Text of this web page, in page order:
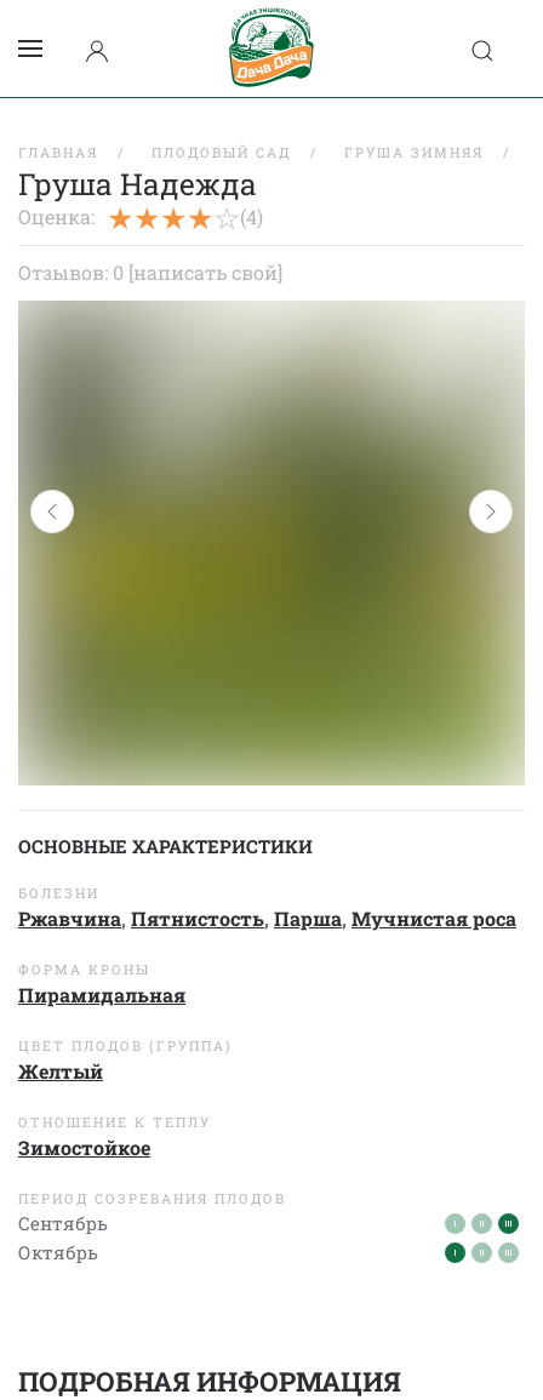
ГЛАВНАЯ ПЛОДОВЫЙ САД ГРУША ЗИМНЯЯ
Груша Надежда
Оценка: (4)
Отзывов: 0 [написать свой]
ОСНОВНЫЕ ХАРАКТЕРИСТИКИ
БОЛЕЗНИ
Ржавчина, Пятнистость, Парша, Мучнистая роса
ФОРМА КРОНЫ
Пирамидальная
ЦВЕТ ПЛОДОВ (ГРУППА)
Желтый
ОТНОШЕНИЕ К ТЕПЛУ
Зимостойкое
ПЕРИОД СОЗРЕВАНИЯ ПЛОДОВ
Сентябрь
Октябрь
ПОДРОБНАЯ ИНФОРМАЦИЯ